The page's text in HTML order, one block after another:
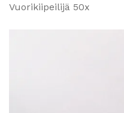
Vuorikiipeilijä 50x